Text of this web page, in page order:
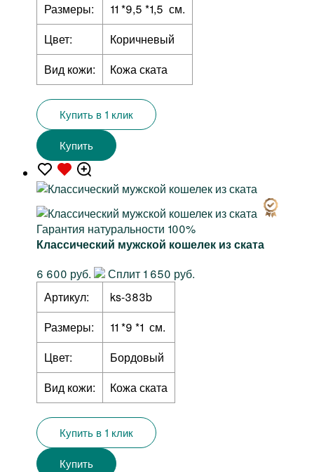
Размеры:
11 *9,5 *1,5 см.
Цвет:
Коричневый
Вид кожи:
Кожа ската
Купить в 1 клик
Купить
Гарантия натуральности 100%
Классический мужской кошелек из ската
6 600 руб.
Сплит 1 650 руб.
Артикул:
ks-383b
Размеры:
11 *9 *1 см.
Цвет:
Бордовый
Вид кожи:
Кожа ската
Купить в 1 клик
Купить